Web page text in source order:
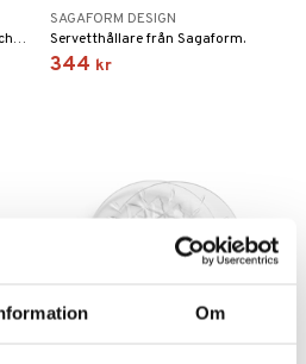
Om
Snygg ostkniv i rostfritt stål och ek.
SAGAFORM DESIGN
Servetthållare från Sagaform.
344 kr